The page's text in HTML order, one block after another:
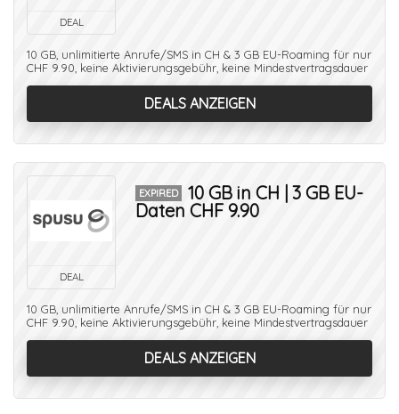
DEAL
10 GB, unlimitierte Anrufe/SMS in CH & 3 GB EU-Roaming für nur
CHF 9.90, keine Aktivierungsgebühr, keine Mindestvertragsdauer
DEALS ANZEIGEN
DEAL
EXPIRED
10 GB in CH | 3 GB EU-
Daten CHF 9.90
10 GB, unlimitierte Anrufe/SMS in CH & 3 GB EU-Roaming für nur
CHF 9.90, keine Aktivierungsgebühr, keine Mindestvertragsdauer
DEALS ANZEIGEN